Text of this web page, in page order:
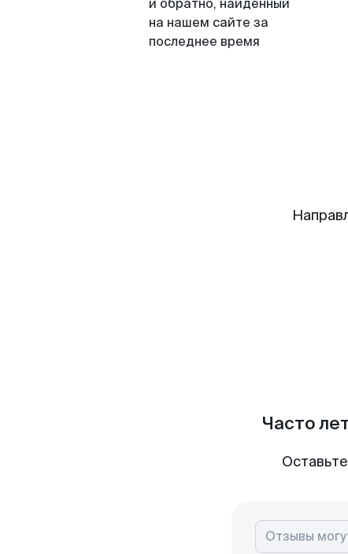
и обратно, найденный
на нашем сайте за
последнее время
Часто